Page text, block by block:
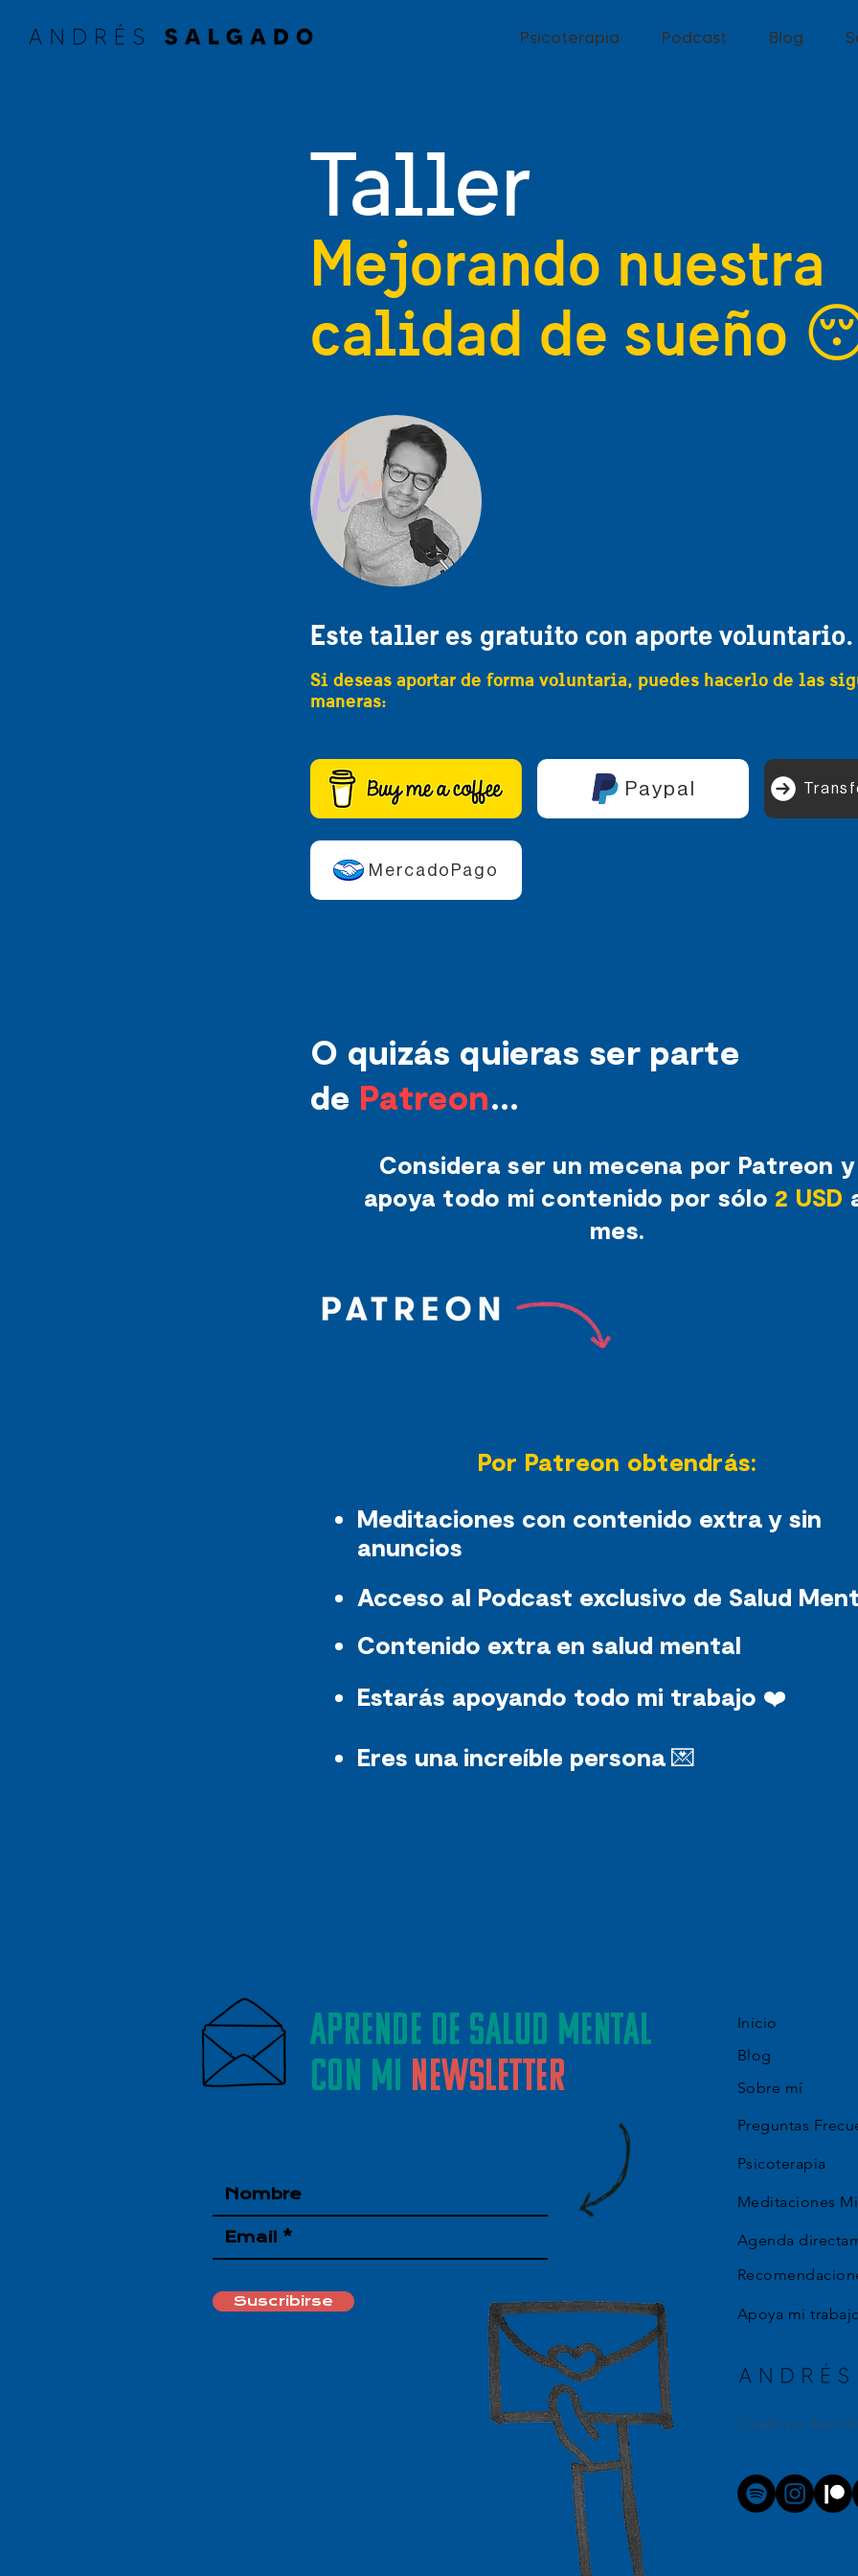
Psicoterapia Podcast Blog
Taller
Mejorando nuestra
calidad de sueño
Este taller es gratuito con aporte voluntario.
Si deseas aportar de forma voluntaria, puedes hacerlo de las
maneras:
Paypal
MercadoPago
O quizás quieras ser parte
de Patreon...
Considera ser un mecena por Patreon y
apoya todo mi contenido por sólo 2 USD
mes.
Por Patreon obtendrás:
Meditaciones con contenido extra y sin
anuncios
Acceso al Podcast exclusivo de Salud
Contenido extra en salud mental
Estarás apoyando todo mi trabajo ❤️
Eres una increíble persona 💌
Aprende de salud mental
con mi Newsletter
Suscribirse
Inicio
Blog
Sobre mí
Preguntas
Psicoterapia
Meditaciones
Agenda
Apoya mi
Creado por Alexis